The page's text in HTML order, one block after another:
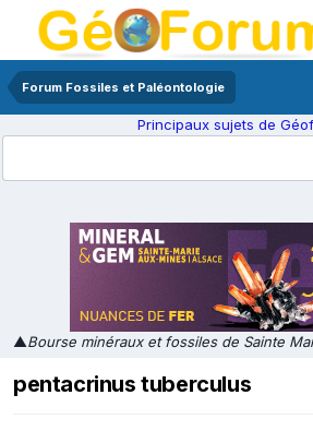
Forum Fossiles et Paléontologie
Principaux sujets de
▲Bourse minéraux et fossiles de Sainte
pentacrinus tuberculus